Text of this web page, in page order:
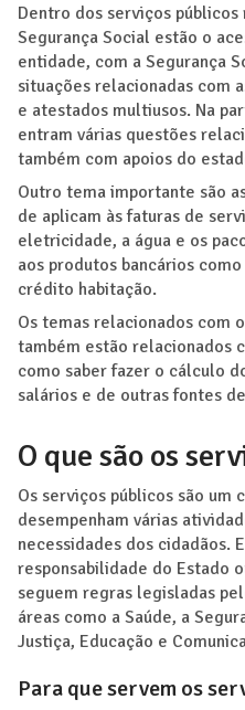
Dentro dos serviços
Segurança Social estão o
entidade, com a Segurança
situações relacionadas com
e atestados multiusos. Na
entram várias questões
também com apoios do
Outro tema importante são
de aplicam às faturas de
eletricidade, a água e os
aos produtos bancários
crédito habitação.
Os temas relacionados com
também estão relacionados
como saber fazer o cálculo
salários e de outras fontes
O que são os
Os serviços públicos são um
desempenham várias
necessidades dos cidadãos.
responsabilidade do Estado
seguem regras legisladas
áreas como a Saúde, a
Justiça, Educação e
Para que servem os